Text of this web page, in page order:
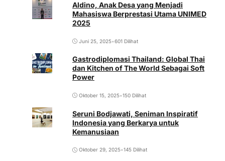
Aldino, Anak Desa yang Menjadi
Mahasiswa Berprestasi Utama UNIMED
2025
Juni 25, 2025•601 Dilihat
Gastrodiplomasi Thailand: Global Thai
dan Kitchen of The World Sebagai Soft
Power
Oktober 15, 2025•150 Dilihat
Seruni Bodjawati, Seniman Inspiratif
Indonesia yang Berkarya untuk
Kemanusiaan
Oktober 29, 2025•145 Dilihat